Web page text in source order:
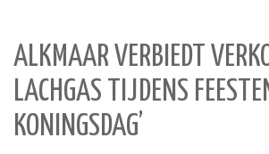
ALKMAAR VERBIEDT
LACHGAS TIJDENS
KONINGSDAG’